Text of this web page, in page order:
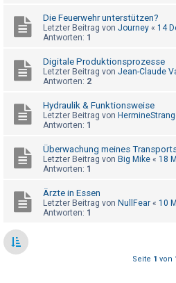
n
t
o
r
t
e
e
T
h
e
e
n
Die Feuerwehr unterstützen?
Letzter Beitrag von Journey « 14
Antworten: 1
Digitale Produktionsprozesse
Letzter Beitrag von Jean-Claude
Antworten: 2
Hydraulik & Funktionsweise
Letzter Beitrag von
Antworten: 1
Überwachung meines
Letzter Beitrag von Big Mike « 18
Antworten: 1
Ärzte in Essen
Letzter Beitrag von NullFear « 10
Antworten: 1
Seite 1 von